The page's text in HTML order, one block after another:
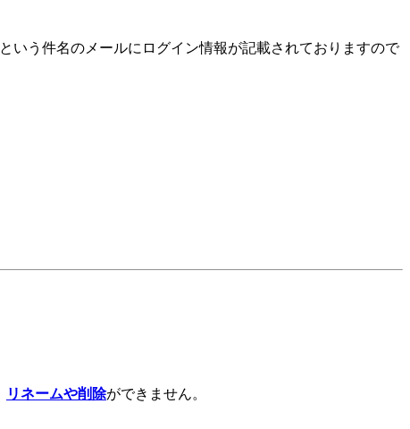
という件名のメールにログイン情報が記載されておりますので
リネームや削除ができません。